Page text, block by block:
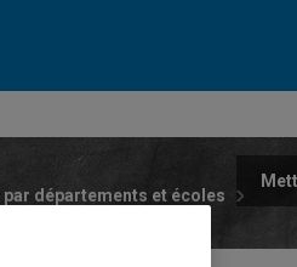
départements et écoles